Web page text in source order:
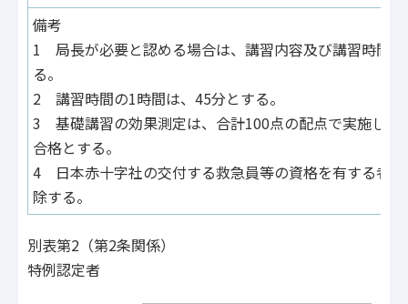
備考
1 局長が必要と認める場合は、講習内容及び講習時間
る。
2 講習時間の1時間は、45分とする。
3 基礎講習の効果測定は、合計100点の配点で実施し、
合格とする。
4 日本赤十字社の交付する救急員等の資格を有する者
除する。
別表第2（第2条関係）
特例認定者